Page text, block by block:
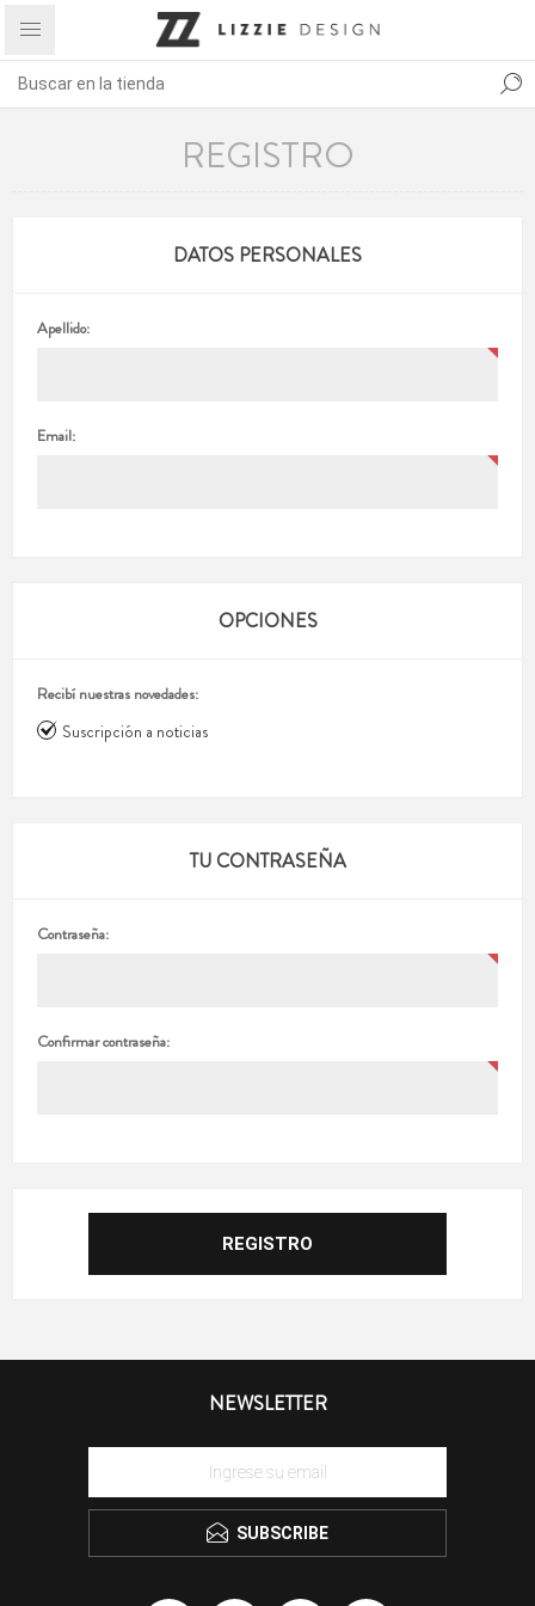
REGISTRO
DATOS PERSONALES
Apellido:
Email:
OPCIONES
Recibí nuestras novedades:
Suscripción a noticias
TU CONTRASEÑA
Contraseña:
Confirmar contraseña:
NEWSLETTER
SUBSCRIBE